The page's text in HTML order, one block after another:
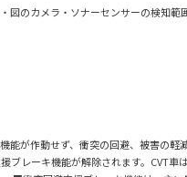
のカメラ・ソナーセンサーの検知範囲
が作動せず、衝突の回避、被害の
レーキ機能が解除されます。CVT